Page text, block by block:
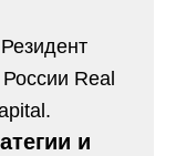
Real
и